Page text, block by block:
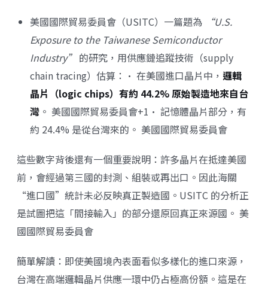
美國國際貿易委員會（USITC）一篇題為
“U.S.
Exposure to the Taiwanese Semiconductor
Industry” 的研究，用供應鏈追蹤技術（supply
chain tracing）估算：• 在美國進口晶片中，邏輯
晶片（logic chips）有約 44.2% 原始製造地來自台
灣 。 美國國際貿易委員會+1 • 記憶體晶片部分，有
約 24.4% 是從台灣來的。 美國國際貿易委員會
這些數字背後還有一個重要說明：許多晶片在抵達美國
前，會經過第三國的封測、組裝或再出口。因此海關
“進口國”統計未必反映真正製造國。USITC 的分析正
是試圖把這「間接輸入」的部分還原回真正來源國。 美
國國際貿易委員會
簡單解讀：即使美國境內表面看似多樣化的進口來源，
台灣在高端邏輯晶片供應一環中仍占極高份額。這是在